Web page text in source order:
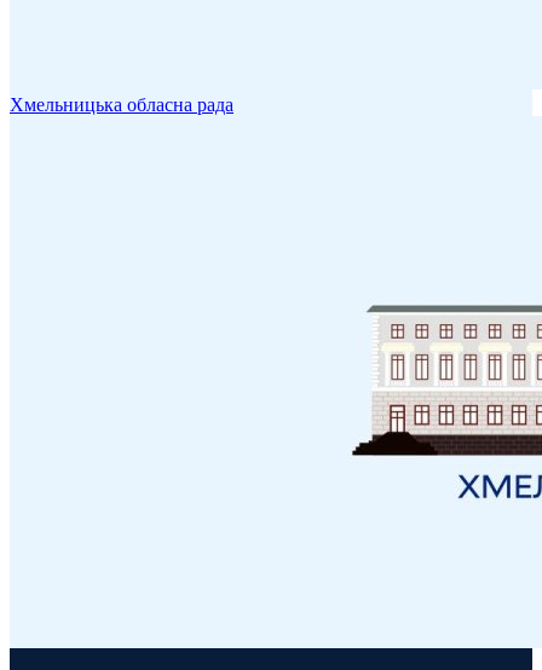
Хмельницька обласна рада